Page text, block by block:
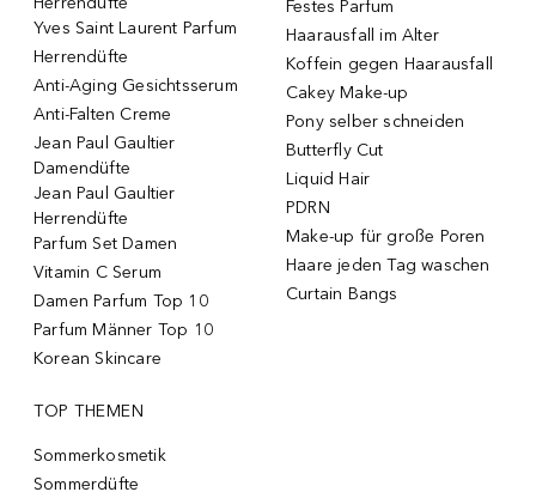
Yves Saint Laurent Parfum
Herrendüfte
Anti-Aging Gesichtsserum
Anti-Falten Creme
Jean Paul Gaultier
Damendüfte
Jean Paul Gaultier
Herrendüfte
Parfum Set Damen
Vitamin C Serum
Damen Parfum Top 10
Parfum Männer Top 10
Korean Skincare
Festes Parfum
Haarausfall im Alter
Koffein gegen Haarausfall
Cakey Make-up
Pony selber schneiden
Butterfly Cut
Liquid Hair
PDRN
Make-up für große Poren
Haare jeden Tag waschen
Curtain Bangs
TOP THEMEN
Sommerkosmetik
Sommerdüfte